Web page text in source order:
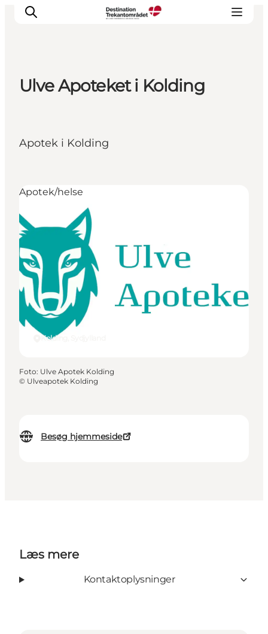
Det sker
Overnatning
Køb
Ulve Apoteket i Kolding
Apotek i Kolding
Besøg hjemmeside
Kolding, Sydjylland
Apotek/helse
Foto: Ulve Apotek Kolding
© Ulveapotek Kolding
Læs mere
Kontaktoplysninger